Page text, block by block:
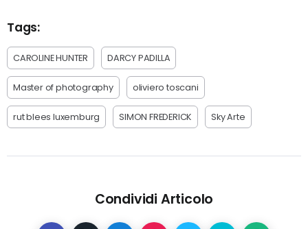
Tags:
CAROLINE HUNTER DARCY PADILLA
Master of photography oliviero toscani
rut blees luxemburg SIMON FREDERICK Sky Arte
Condividi Articolo